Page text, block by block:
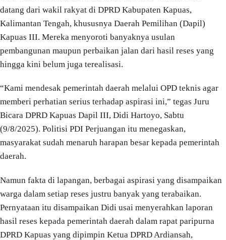
datang dari wakil rakyat di DPRD Kabupaten Kapuas,
Kalimantan Tengah, khususnya Daerah Pemilihan (Dapil)
Kapuas III. Mereka menyoroti banyaknya usulan
pembangunan maupun perbaikan jalan dari hasil reses yang
hingga kini belum juga terealisasi.
“Kami mendesak pemerintah daerah melalui OPD teknis agar
memberi perhatian serius terhadap aspirasi ini,” tegas Juru
Bicara DPRD Kapuas Dapil III, Didi Hartoyo, Sabtu
(9/8/2025). Politisi PDI Perjuangan itu menegaskan,
masyarakat sudah menaruh harapan besar kepada pemerintah
daerah.
Namun fakta di lapangan, berbagai aspirasi yang disampaikan
warga dalam setiap reses justru banyak yang terabaikan.
Pernyataan itu disampaikan Didi usai menyerahkan laporan
hasil reses kepada pemerintah daerah dalam rapat paripurna
DPRD Kapuas yang dipimpin Ketua DPRD Ardiansah,